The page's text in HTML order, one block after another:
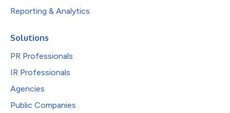
Reporting & Analytics
Solutions
PR Professionals
IR Professionals
Agencies
Public Companies